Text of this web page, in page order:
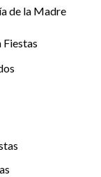
de la Madre
Fiestas